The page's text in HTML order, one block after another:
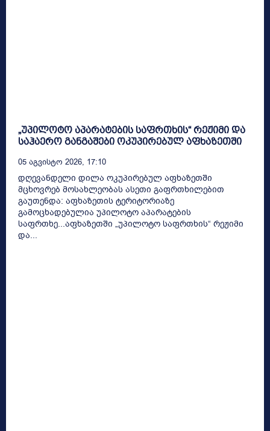
„უპილოტო აპარატების საფრთხის“ რეჟიმი და
საჰაერო განგაშები ოკუპირებულ აფხაზეთში
05 Აგვისტო 2026, 17:10
დღევანდელი დილა ოკუპირებულ აფხაზეთში
მცხოვრებ მოსახლეობას ასეთი გაფრთხილებით
გაუთენდა: აფხაზეთის ტერიტორიაზე
გამოცხადებულია უპილოტო აპარატების
საფრთხე...აფხაზეთში „უპილოტო საფრთხის“ რეჟიმი
და...